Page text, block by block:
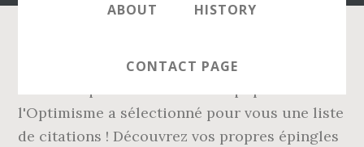
ABOUT HISTORY
CONTACT PAGE
Elles nous apportent un peu de poésie dans
l'Optimisme a sélectionné pour vous une liste
de citations ! Découvrez vos propres épingles